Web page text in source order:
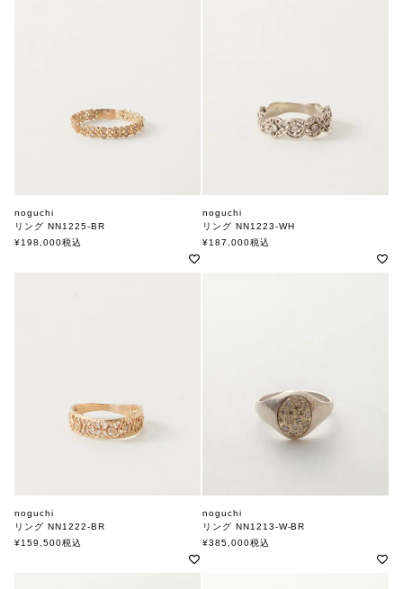
noguchi
リング NN1225-BR
ノグチ
¥198,000税込
noguchi
リング NN1223-WH
ノグチ
¥187,000税込
noguchi
リング NN1222-BR
ノグチ
¥159,500税込
noguchi
リング NN1213-W-BR
ノグチ
¥385,000税込